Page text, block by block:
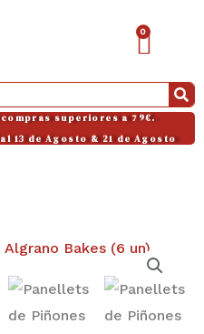
0
compras superiores a 79€.
al 13 de Agosto & 21 de Agosto